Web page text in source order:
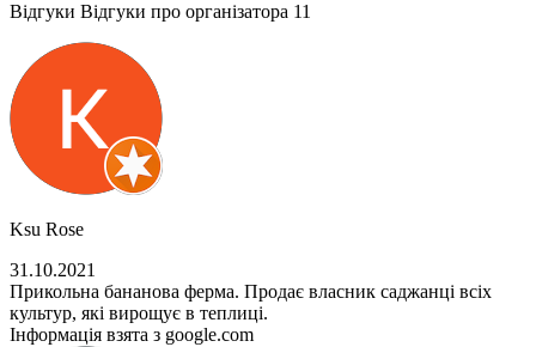
Відгуки Відгуки про організатора 11
Ksu Rose
31.10.2021
Прикольна бананова ферма. Продає власник саджанці всіх
культур, які вирощує в теплиці.
Інформація взята з google.com